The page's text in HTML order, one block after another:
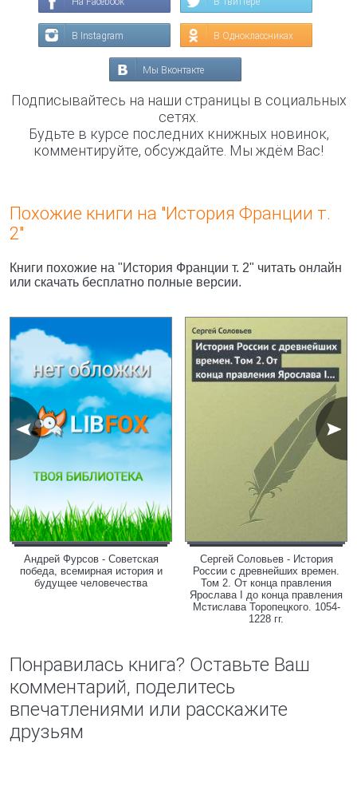
В Instagram В Одноклассниках
Мы Вконтакте
Подписывайтесь на наши страницы в социальных
сетях.
Будьте в курсе последних книжных новинок,
комментируйте, обсуждайте. Мы ждём Вас!
Похожие книги на "История Франции т.
2"
Книги похожие на "История Франции т. 2" читать онлайн
или скачать бесплатно полные версии.
Андрей Фурсов - Советская
победа, всемирная история и
будущее человечества
Сергей Соловьев - История
России с древнейших времен.
Том 2. От конца правления
Ярослава I до конца правления
Мстислава Торопецкого. 1054-
1228 гг.
Понравилась книга? Оставьте Ваш
комментарий, поделитесь
впечатлениями или расскажите
друзьям